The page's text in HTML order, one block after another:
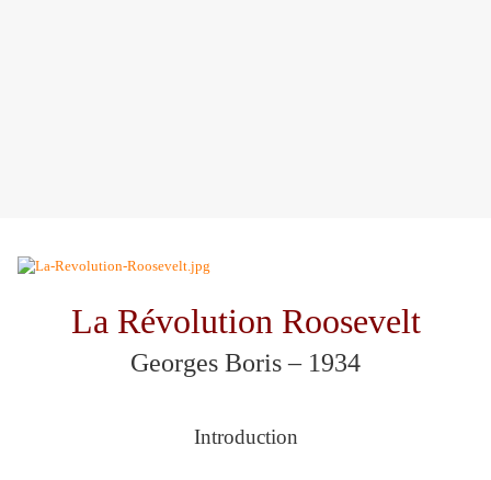
La Révolution Roosevelt
Georges Boris – 1934
Introduction